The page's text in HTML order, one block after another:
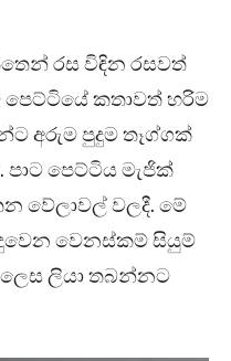
රස විඳින රසවත්
පෙට්ටියේ කතාවත් හරිම
අරුම පුදුම තෑග්ගක්
පෙට්ටිය මැජික්
වේලාවල් වලදී. මේ
වෙනස්කම් සියුම්
ලියා තබන්නට